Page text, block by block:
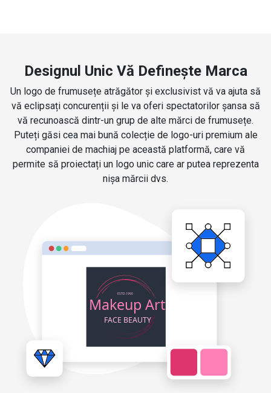
Designul Unic Vă Definește Marca
Un logo de frumusețe atrăgător și exclusivist vă va ajuta să
vă eclipsați concurenții și le va oferi spectatorilor șansa să
vă recunoască dintr-un grup de alte mărci de frumusețe.
Puteți găsi cea mai bună colecție de logo-uri premium ale
companiei de machiaj pe această platformă, care vă
permite să proiectați un logo unic care ar putea reprezenta
nișa mărcii dvs.